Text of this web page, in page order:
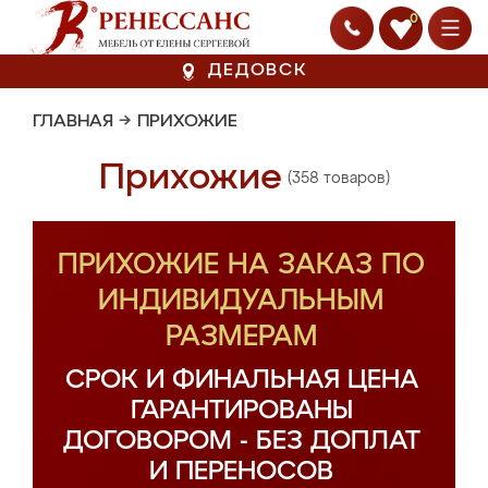
0
ДЕДОВСК
ГЛАВНАЯ → ПРИХОЖИЕ
Прихожие (358 товаров)
ПРИХОЖИЕ НА ЗАКАЗ ПО
ИНДИВИДУАЛЬНЫМ
РАЗМЕРАМ
СРОК И ФИНАЛЬНАЯ ЦЕНА
ГАРАНТИРОВАНЫ
ДОГОВОРОМ - БЕЗ ДОПЛАТ
И ПЕРЕНОСОВ